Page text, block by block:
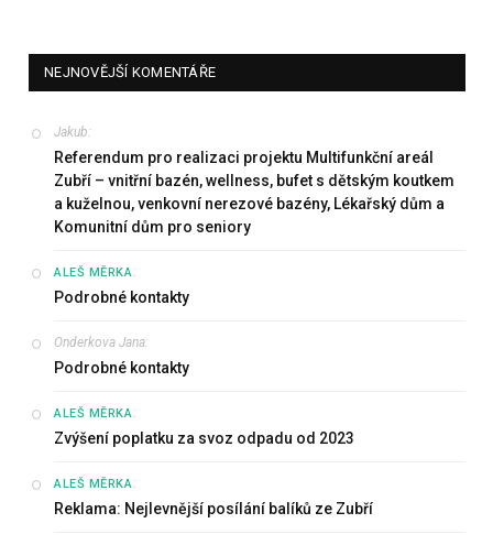
NEJNOVĚJŠÍ KOMENTÁŘE
Jakub:
Referendum pro realizaci projektu Multifunkční areál
Zubří – vnitřní bazén, wellness, bufet s dětským koutkem
a kuželnou, venkovní nerezové bazény, Lékařský dům a
Komunitní dům pro seniory
ALEŠ MĚRKA:
Podrobné kontakty
Onderkova Jana:
Podrobné kontakty
ALEŠ MĚRKA:
Zvýšení poplatku za svoz odpadu od 2023
ALEŠ MĚRKA:
Reklama: Nejlevnější posílání balíků ze Zubří